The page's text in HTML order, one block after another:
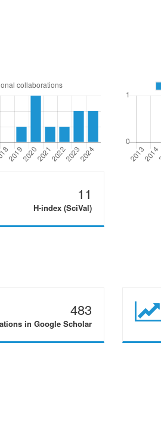
11
H-index (SciVal)
483
in Google Scholar